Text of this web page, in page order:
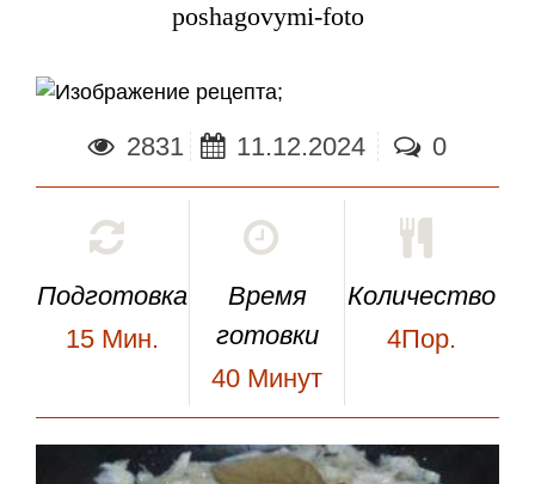
poshagovymi-foto
;
2831 11.12.2024 0
Подготовка
15 Мин.
Время
готовки
40 Минут
Количество
4Пор.